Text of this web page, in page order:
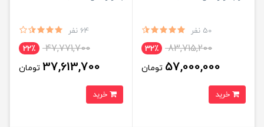
50 نفر
83,715,200 32٪
57,000,000 تومان
64 نفر
47,771,700 22٪
37,613,700 تومان